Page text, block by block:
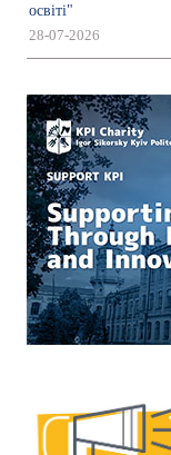
освіті"
28-07-2026